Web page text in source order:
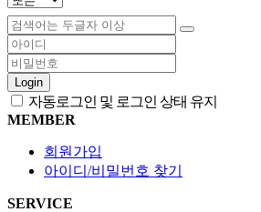
Login
자동로그인 및 로그인 상태 유지
MEMBER
회원가입
아이디/비밀번호 찾기
SERVICE